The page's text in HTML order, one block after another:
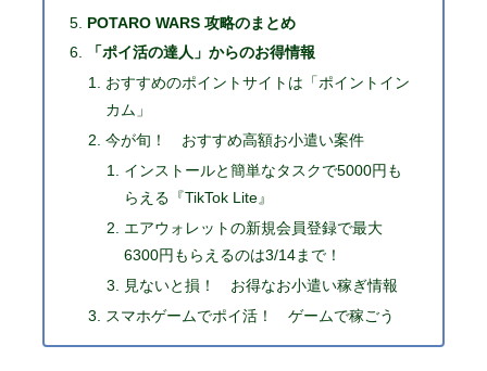
POTARO WARS 攻略のまとめ
「ポイ活の達人」からのお得情報
おすすめのポイントサイトは「ポイントイン
カム」
今が旬！ おすすめ高額お小遣い案件
インストールと簡単なタスクで5000円も
らえる『TikTok Lite』
エアウォレットの新規会員登録で最大
6300円もらえるのは3/14まで！
見ないと損！ お得なお小遣い稼ぎ情報
スマホゲームでポイ活！ ゲームで稼ごう